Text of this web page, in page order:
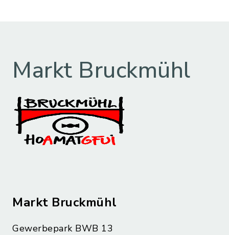
Markt Bruckmühl
Markt Bruckmühl
Gewerbepark BWB 13